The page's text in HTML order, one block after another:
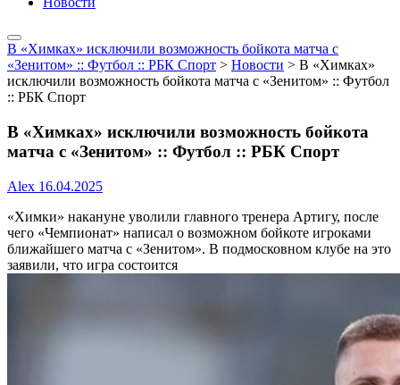
В «Химках» исключили возможность бойкота матча с
«Зенитом» :: Футбол :: РБК Спорт > Новости > В «Химках»
исключили возможность бойкота матча с «Зенитом» :: Футбол
:: РБК Спорт
В «Химках» исключили возможность бойкота
матча с «Зенитом» :: Футбол :: РБК Спорт
Alex 16.04.2025
«Химки» накануне уволили главного тренера Артигу, после
чего «Чемпионат» написал о возможном бойкоте игроками
ближайшего матча с «Зенитом». В подмосковном клубе на это
заявили, что игра состоится